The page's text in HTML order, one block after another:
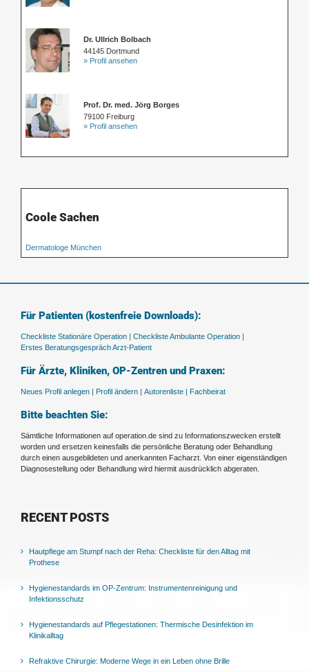
Dr. Ullrich Bolbach
44145 Dortmund
» Profil ansehen
Prof. Dr. med. Jörg Borges
79100 Freiburg
» Profil ansehen
Coole Sachen
Dermatologe München
Für Patienten (kostenfreie Downloads):
Checkliste Stationäre Operation | Checkliste Ambulante Operation |
Erstes Beratungsgespräch Arzt-Patient
Für Ärzte, Kliniken, OP-Zentren und Praxen:
Neues Profil anlegen | Profil ändern | Autorenliste | Fachbeirat
Bitte beachten Sie:
Sämtliche Informationen auf operation.de sind zu Informationszwecken erstellt
worden und ersetzen keinesfalls die persönliche Beratung oder Behandlung
durch einen ausgebildeten und anerkannten Facharzt. Von einer eigenständigen
Diagnosestellung oder Behandlung wird hiermit ausdrücklich abgeraten.
RECENT POSTS
Hautpflege am Stumpf nach der Reha: Checkliste für den Alltag mit
Prothese
Hygienestandards im OP-Zentrum: Instrumentenreinigung und
Infektionsschutz
Hygienestandards auf Pflegestationen: Thermische Desinfektion im
Klinikalltag
Refraktive Chirurgie: Moderne Wege in ein Leben ohne Brille